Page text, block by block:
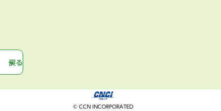
戻る
© CCN INCORPORATED